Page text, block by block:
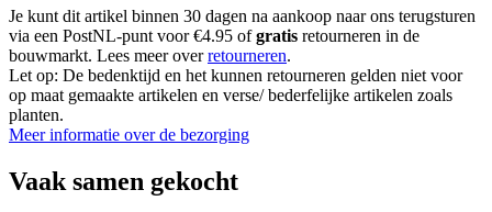
Je kunt dit artikel binnen 30 dagen na aankoop naar ons terugsturen
via een PostNL-punt voor €4.95 ofgratis retourneren in de
bouwmarkt. Lees meer overretourneren.
Let op: De bedenktijd en het kunnen retourneren gelden niet voor
op maat gemaakte artikelen en verse/ bederfelijke artikelen zoals
planten.
Meer informatie over de bezorging
Vaak samen gekocht